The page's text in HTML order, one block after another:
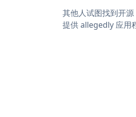
其他人试图找到开
提供 allegedly 应用